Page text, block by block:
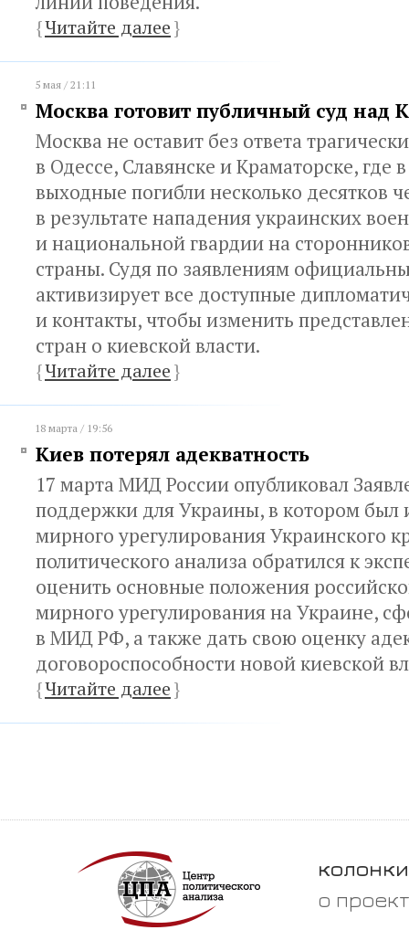
{Читайте далее}
5 мая / 21:11
Москва готовит публичный суд над
Москва не оставит без ответа
в Одессе, Славянске и Краматорске, где
выходные погибли несколько десятков
в результате нападения украинских
и национальной гвардии на
страны. Судя по заявлениям
активизирует все доступные
и контакты, чтобы изменить
стран о киевской власти.
{Читайте далее}
18 марта / 19:56
Киев потерял адекватность
17 марта МИД России опубликовал
поддержки для Украины, в котором был
мирного урегулирования Украинского
политического анализа обратился к
оценить основные положения
мирного урегулирования на Украине,
в МИД РФ, а также дать свою оценку
договороспособности новой киевской
{Читайте далее}
колонки
о